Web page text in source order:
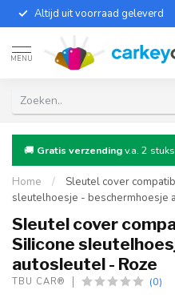
Altijd uit voorraad geleverd
MENU
🚚 Gratis verzendingv.a. 2
Home /
Sleutel cover
sleutelhoesje - beschermhoesje
Sleutel cover
Silicone
autosleutel - Roze
TBU CAR® (0)